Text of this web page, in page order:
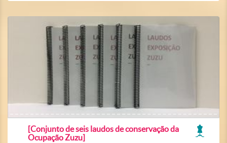
[Conjunto de seis laudos de conservação da
Ocupação Zuzu]